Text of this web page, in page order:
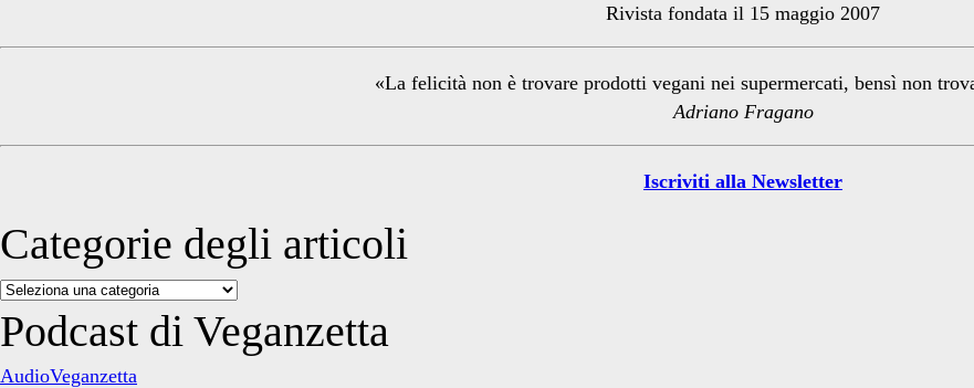
Sidebar
Rivista fondata il 15 maggio 2007
«La felicità non è trovare prodotti vegani nei supermercati, bensì non
Adriano Fragano
Iscriviti alla Newsletter
Categorie degli articoli
Categorie
degli
articoli
Podcast di Veganzetta
AudioVeganzetta